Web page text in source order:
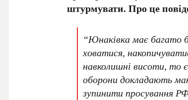
штурмувати. Про це
“Юнаківка має багато
ховатися,
навколишні висоти, то
оборони докладають
зупинити просування